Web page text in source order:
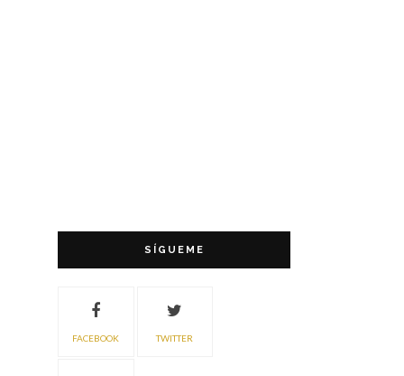
SÍGUEME
FACEBOOK TWITTER